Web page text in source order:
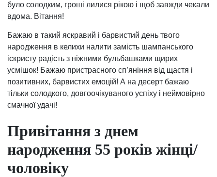
було солодким, гроші лилися рікою і щоб завжди чекали
вдома. Вітання!
Бажаю в такий яскравий і барвистий день твого
народження в келихи налити замість шампанського
іскристу радість з ніжними бульбашками щирих
усмішок! Бажаю пристрасного сп’яніння від щастя і
позитивних, барвистих емоцій! А на десерт бажаю
тільки солодкого, довгоочікуваного успіху і неймовірно
смачної удачі!
Привітання з днем
народження 55 років жінці/
чоловіку